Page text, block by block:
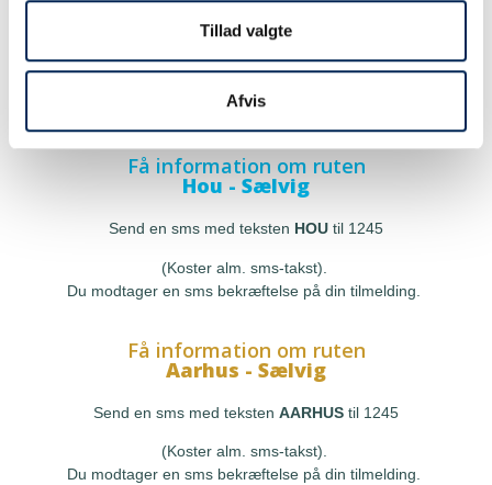
Tillad valgte
Afvis
Få information om ruten
Hou - Sælvig
Send en sms med teksten HOU til 1245
(Koster alm. sms-takst).
Du modtager en sms bekræftelse på din tilmelding.
Få information om ruten
Aarhus - Sælvig
Send en sms med teksten AARHUS til 1245
(Koster alm. sms-takst).
Du modtager en sms bekræftelse på din tilmelding.